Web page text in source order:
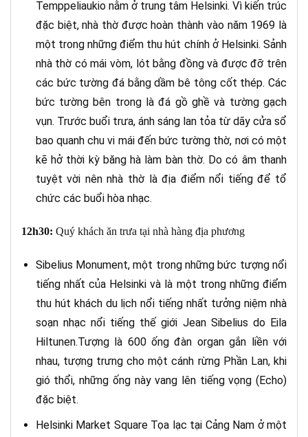
Temppeliaukio nằm ở trung tâm Helsinki. Vì kiến trúc
đặc biệt, nhà thờ được hoàn thành vào năm 1969 là
một trong những điểm thu hút chính ở Helsinki. Sảnh
nhà thờ có mái vòm, lót bằng đồng và được đỡ trên
các bức tường đá bằng dầm bê tông cốt thép. Các
bức tường bên trong là đá gồ ghề và tường gạch
vụn. Trước buổi trưa, ánh sáng lan tỏa từ dãy cửa sổ
bao quanh chu vi mái đến bức tường thờ, nơi có một
kẽ hở thời kỳ băng hà làm bàn thờ. Do có âm thanh
tuyệt vời nên nhà thờ là địa điểm nổi tiếng để tổ
chức các buổi hòa nhạc.
12h30: Quý khách ăn trưa tại nhà hàng địa phương
Sibelius Monument, một trong những bức tượng nổi
tiếng nhất của Helsinki và là một trong những điểm
thu hút khách du lịch nổi tiếng nhất tưởng niệm nhà
soạn nhạc nổi tiếng thế giới Jean Sibelius do Eila
Hiltunen.Tượng là 600 ống đàn organ gắn liền với
nhau, tượng trưng cho một cánh rừng Phần Lan, khi
gió thổi, những ống này vang lên tiếng vọng (Echo)
đặc biệt.
Helsinki Market Square Tọa lạc tại Cảng Nam ở một